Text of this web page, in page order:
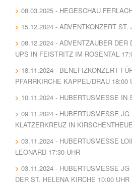
08.03.2025 - HEGESCHAU
15.12.2024 - ADVENTKONZERT
08.12.2024 - ADVENTZAUBER DER
UPS IN FEISTRITZ IM ROSENTAL
18.11.2024 - BENEFIZKONZERT
PFARRKIRCHE KAPPEL/DRAU 18:00
10.11.2024 - HUBERTUSMESSE IN
09.11.2024 - HUBERTUSMESSE
KLATZERKREUZ IN
03.11.2024 - HUBERTUSMESSE
LEONARD 17:30 UHR
03.11.2024 - HUBERTUSMESSE
DER ST. HELENA KIRCHE 10:00 UHR